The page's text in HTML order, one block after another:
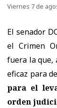
Viernes 7 de
El senador
el Crimen
fuera la que,
eficaz para
para el
orden